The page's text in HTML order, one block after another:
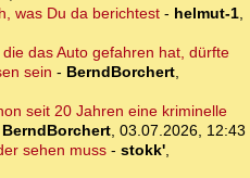
was Du da berichtest- helmut-1,
das Auto gefahren hat, dürfte
sein - BerndBorchert,
seit 20 Jahren eine kriminelle
BerndBorchert, 03.07.2026, 12:43
sehen muss- stokk',